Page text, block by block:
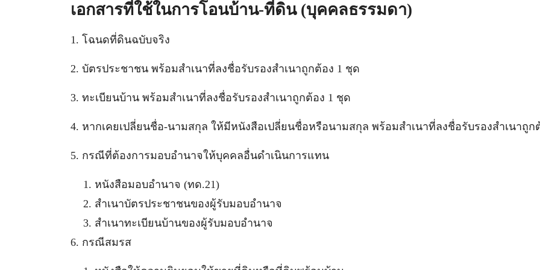
เอกสารที่ใช้ในการโอนบ้าน-ที่ดิน (บุคคลธรรมดา)
1. โฉนดที่ดินฉบับจริง
2. บัตรประชาชน พร้อมสำเนาที่ลงชื่อรับรองสำเนาถูกต้อง 1 ชุด
3. ทะเบียนบ้าน พร้อมสำเนาที่ลงชื่อรับรองสำเนาถูกต้อง 1 ชุด
4. หากเคยเปลี่ยนชื่อ-นามสกุล ให้มีหนังสือเปลี่ยนชื่อหรือนามสกุล พร้อมสำเนาที่ลงชื่อรับรองสำเนาถูก
5. กรณีที่ต้องการมอบอำนาจให้บุคคลอื่นดำเนินการแทน
หนังสือมอบอำนาจ (ทด.21)
สำเนาบัตรประชาชนของผู้รับมอบอำนาจ
สำเนาทะเบียนบ้านของผู้รับมอบอำนาจ
6. กรณีสมรส